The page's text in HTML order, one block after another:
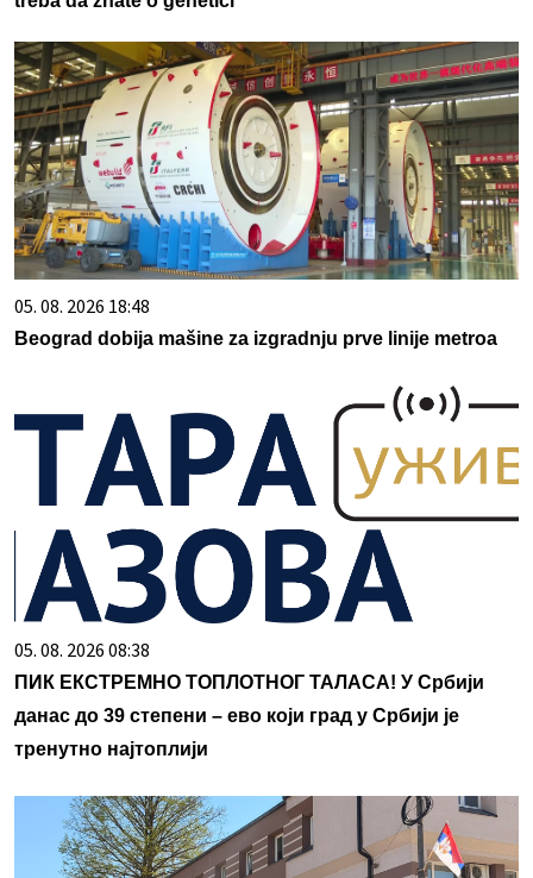
05. 08. 2026 18:48
Beograd dobija mašine za izgradnju prve linije metroa
05. 08. 2026 08:38
ПИК ЕКСТРЕМНО ТОПЛОТНОГ ТАЛАСА! У Србији
данас до 39 степени – ево који град у Србији је
тренутно најтоплији